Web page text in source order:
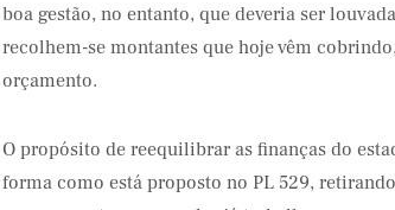
boa gestão, no entanto, que deveria ser
recolhem-se montantes que hoje vêm
orçamento.
O propósito de reequilibrar as finanças do
forma como está proposto no PL 529,